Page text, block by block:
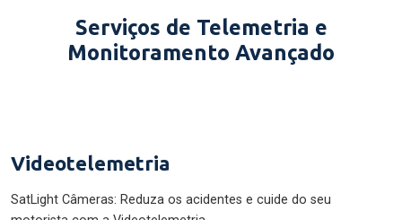
Serviços de Telemetria e
Monitoramento Avançado
Videotelemetria
SatLight Câmeras: Reduza os acidentes e cuide do seu